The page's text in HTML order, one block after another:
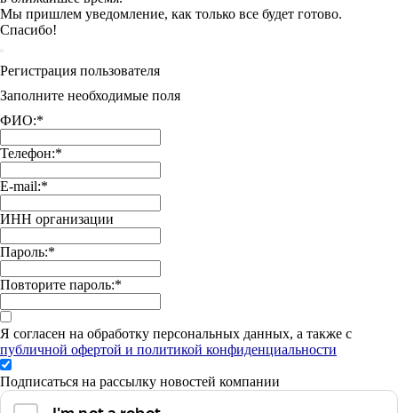
Мы пришлем уведомление, как только все будет готово.
Спасибо!
Регистрация пользователя
Заполните необходимые поля
ФИО:*
Телефон:*
E-mail:*
ИНН организации
Пароль:*
Повторите пароль:*
Я согласен на обработку персональных данных, а также с
публичной офертой и политикой конфиденциальности
Подписаться на рассылку новостей компании